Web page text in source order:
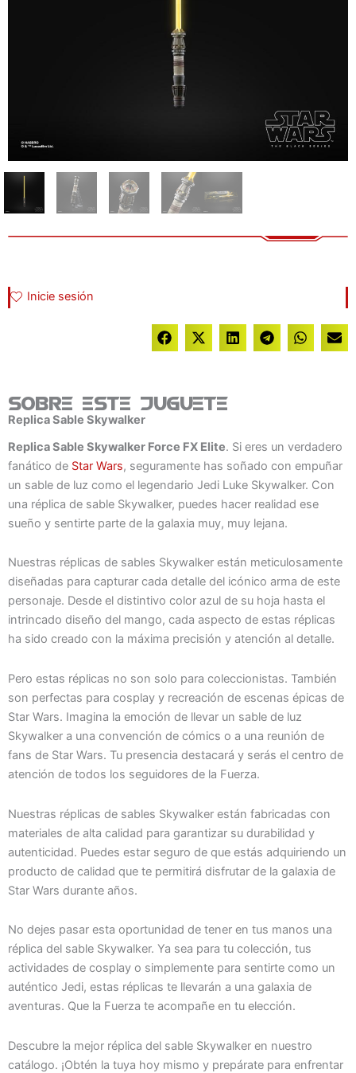
Inicie sesión
Sobre este juguete
Replica Sable Skywalker
Replica Sable Skywalker Force FX Elite. Si eres un verdadero
fanático de Star Wars, seguramente has soñado con empuñar
un sable de luz como el legendario Jedi Luke Skywalker. Con
una réplica de sable Skywalker, puedes hacer realidad ese
sueño y sentirte parte de la galaxia muy, muy lejana.
Nuestras réplicas de sables Skywalker están meticulosamente
diseñadas para capturar cada detalle del icónico arma de este
personaje. Desde el distintivo color azul de su hoja hasta el
intrincado diseño del mango, cada aspecto de estas réplicas
ha sido creado con la máxima precisión y atención al detalle.
Pero estas réplicas no son solo para coleccionistas. También
son perfectas para cosplay y recreación de escenas épicas de
Star Wars. Imagina la emoción de llevar un sable de luz
Skywalker a una convención de cómics o a una reunión de
fans de Star Wars. Tu presencia destacará y serás el centro de
atención de todos los seguidores de la Fuerza.
Nuestras réplicas de sables Skywalker están fabricadas con
materiales de alta calidad para garantizar su durabilidad y
autenticidad. Puedes estar seguro de que estás adquiriendo un
producto de calidad que te permitirá disfrutar de la galaxia de
Star Wars durante años.
No dejes pasar esta oportunidad de tener en tus manos una
réplica del sable Skywalker. Ya sea para tu colección, tus
actividades de cosplay o simplemente para sentirte como un
auténtico Jedi, estas réplicas te llevarán a una galaxia de
aventuras. Que la Fuerza te acompañe en tu elección.
Descubre la mejor réplica del sable Skywalker en nuestro
catálogo. ¡Obtén la tuya hoy mismo y prepárate para enfrentar